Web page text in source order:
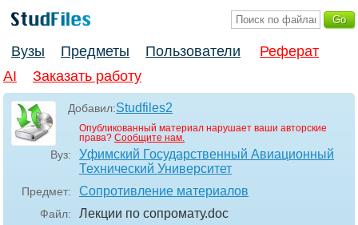
Вузы Предметы Пользователи
Реферат
AI
Заказать работу
Добавил:Studfiles2
Опубликованный материал нарушает ваши авторские
права? Сообщите нам.
Вуз:
Уфимский Государственный Авиационный
Технический Университет
Предмет: Сопротивление материалов
Файл: Лекции по сопромату.doc